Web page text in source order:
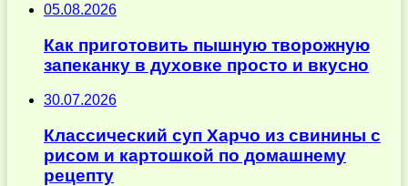
05.08.2026
Как приготовить пышную творожную
запеканку в духовке просто и вкусно
30.07.2026
Классический суп Харчо из свинины с
рисом и картошкой по домашнему
рецепту